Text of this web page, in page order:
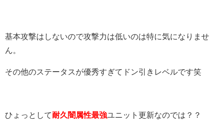
基本攻撃はしないので攻撃力は低いのは特に気になりませ
ん。
その他のステータスが優秀すぎてドン引きレベルです笑
ひょっとして耐久闇属性最強ユニット更新なのでは？？